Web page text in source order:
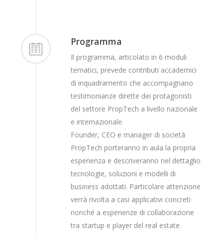
Programma
Il programma, articolato in 6 moduli
tematici, prevede contributi accademici
di inquadramento che accompagnano
testimonianze dirette dei protagonisti
del settore PropTech a livello nazionale
e internazionale.
Founder, CEO e manager di società
PropTech porteranno in aula la propria
esperienza e descriveranno nel dettaglio
tecnologie, soluzioni e modelli di
business adottati. Particolare attenzione
verrà rivolta a casi applicativi concreti
nonché a esperienze di collaborazione
tra startup e player del real estate.